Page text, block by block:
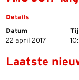
Details
Datum
22 april 2017
Laatste